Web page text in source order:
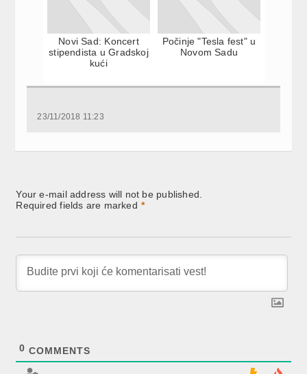
Novi Sad: Koncert
stipendista u Gradskoj
kući
Počinje "Tesla fest" u
Novom Sadu
23/11/2018 11:23
Your e-mail address will not be published.
Required fields are marked *
0 COMMENTS